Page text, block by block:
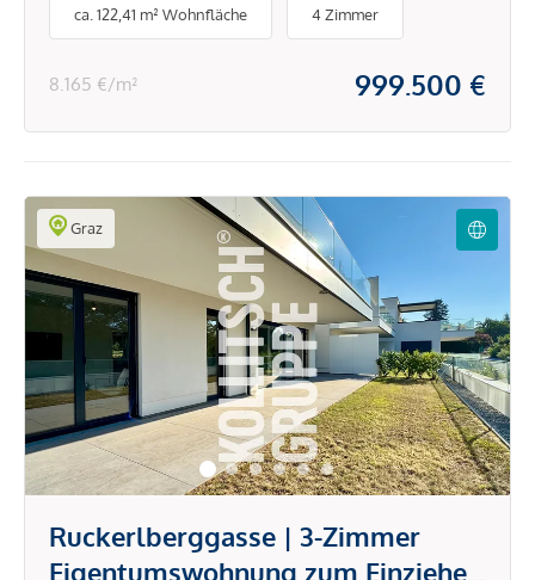
ca. 122,41 m² Wohnfläche 4 Zimmer
8.165 €/m² 999.500 €
Graz
Ruckerlberggasse | 3-Zimmer
Eigentumswohnung zum Einziehen